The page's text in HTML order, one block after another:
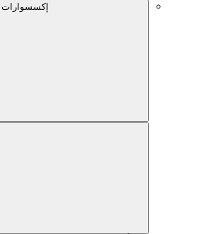
إكسسوارات